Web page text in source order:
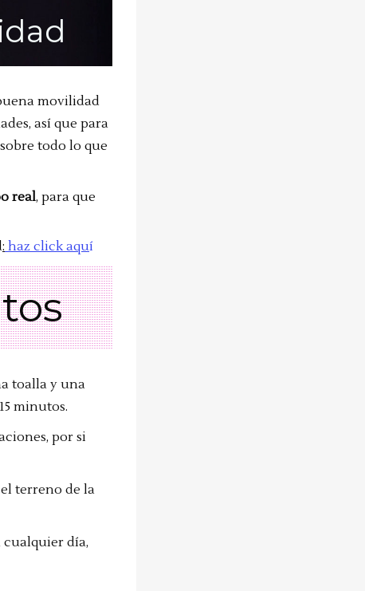
movilidad
así que para
sobre todo lo que
real, para que
: haz click aquí
toalla y una
minutos.
por si
terreno de la
cualquier día,